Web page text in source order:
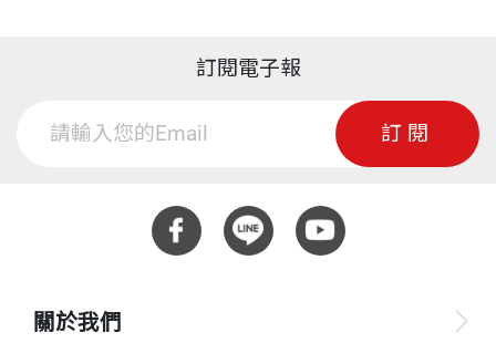
訂閱電子報
訂閱
關於我們